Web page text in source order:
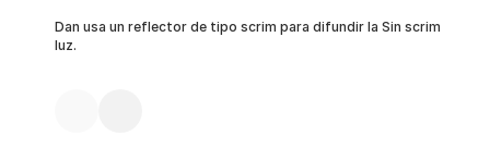
Dan usa un reflector de tipo scrim para difundir la
luz.
Sin scrim